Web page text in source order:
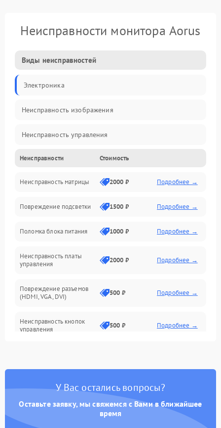
Неисправности монитора Aorus
Виды неисправностей
Электроника
Неисправность изображения
Неисправность управления
Неисправность интерфейсов
Прочие неисправности
Неисправность звука
Механические повреждения
Неисправности Стоимость
Неисправность матрицы 2000 ₽ Подробнее →
Повреждение подсветки 1500 ₽ Подробнее →
Поломка блока питания 1000 ₽ Подробнее →
Неисправность платы
управления
2000 ₽ Подробнее →
Повреждение разъемов
(HDMI, VGA, DVI)
500 ₽ Подробнее →
Неисправность кнопок
управления
500 ₽ Подробнее →
питания
Подробнее →
защиты от перегрузок
1000 ₽ Подробнее →
У Вас остались вопросы?
Оставьте заявку, мы свяжемся с Вами в ближайшее
время